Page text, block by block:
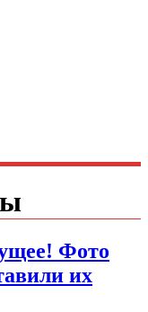
Фото
их